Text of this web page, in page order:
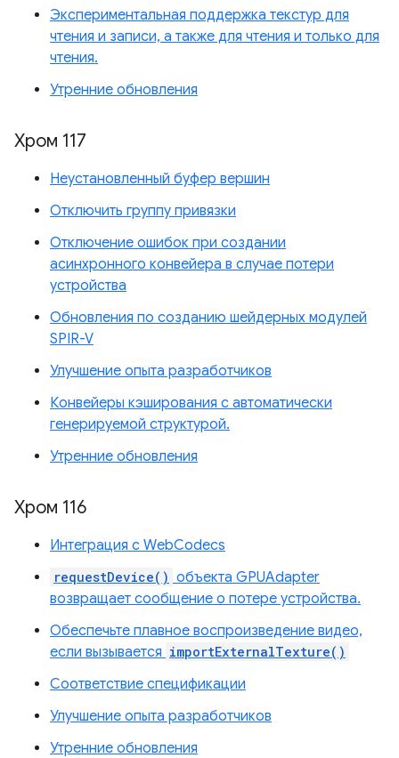
Экспериментальная поддержка текстур для
чтения и записи, а также для чтения и только для
чтения.
Утренние обновления
Хром 117
Неустановленный буфер вершин
Отключить группу привязки
Отключение ошибок при создании
асинхронного конвейера в случае потери
устройства
Обновления по созданию шейдерных модулей
SPIR-V
Улучшение опыта разработчиков
Конвейеры кэширования с автоматически
генерируемой структурой.
Утренние обновления
Хром 116
Интеграция с WebCodecs
requestDevice() объекта GPUAdapter
возвращает сообщение о потере устройства.
Обеспечьте плавное воспроизведение видео,
если вызывается importExternalTexture()
Соответствие спецификации
Улучшение опыта разработчиков
Утренние обновления